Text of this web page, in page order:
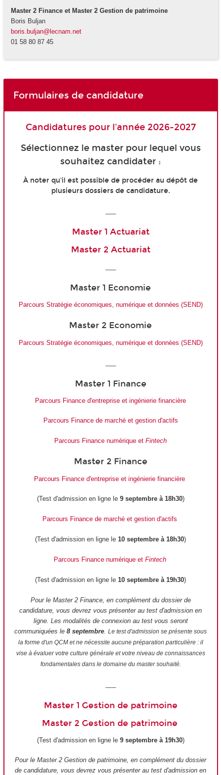
Master 2 Finance et Master 2 Gestion de patrimoine
Boris Buljan
boris.buljan@lecnam.net
01 58 80 87 45
Formulaires de candidature
Candidatures pour l'année 2026-2027
Sélectionnez le master pour lequel vous
souhaitez candidater :
À noter qu'il est possible de procéder au dépôt de
plusieurs dossiers de candidature.
Master 1 Actuariat
Master 2 Actuariat
Master 1 Economie
Parcours Stratégie économiques, numérique et données (SEND)
Master 2 Economie
Parcours Stratégie économiques, numérique et données (SEND)
Master 1 Finance
Parcours Finance d'entreprise et ingénierie financière
Parcours Finance de marché et gestion d'actifs
Parcours Finance numérique et Fintech
Master 2 Finance
Parcours Finance d'entreprise et ingénierie financière
(Test d'admission en ligne le 9 septembre à 18h30)
Parcours Finance de marché et gestion d'actifs
(Test d'admission en ligne le 10 septembre à 18h30)
Parcours Finance numérique et Fintech
(Test d'admission en ligne le 10 septembre à 19h30)
Pour le Master 2 Finance, en complément du dossier de
candidature, vous devrez vous présenter au test d'admission en
ligne. Les modalités de connexion au test vous seront
communiquées le 8 septembre Le test d'admission se présente sous
la forme d'un QCM et ne nécessite aucune préparation particulière : il
vise à évaluer votre culture générale et votre niveau de connaissances
fondamentales dans le domaine du master souhaité.
Master 1 Gestion de patrimoine
Master 2 Gestion de patrimoine
(Test d'admission en ligne le 9 septembre à 19h30)
Pour le Master 2 Gestion de patrimoine, en complément du dossier
de candidature, vous devrez vous présenter au test d'admission en